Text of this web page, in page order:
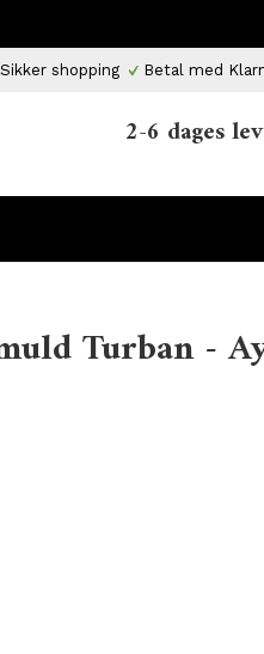
Sikker shopping Betal med
2-6 dages
Turban -